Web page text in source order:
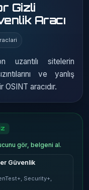
Gizli
Aracı
uzantılı sitelerin
ve yanlış
aracıdır.
gör, belgeni al.
Güvenlik
Security+,